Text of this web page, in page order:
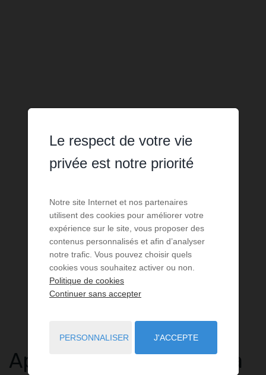
Appartement2 pièces
à
Le respect de votre vie
privée est notre priorité
Notre site Internet et nos partenaires
utilisent des cookies pour améliorer votre
expérience sur le site, vous proposer des
contenus personnalisés et afin d’analyser
notre trafic. Vous pouvez choisir quels
cookies vous souhaitez activer ou non.
Politique de cookies
Continuer sans accepter
PERSONNALISER J'ACCEPTE